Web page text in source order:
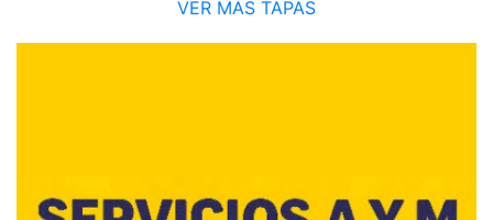
VER MÁS TAPAS